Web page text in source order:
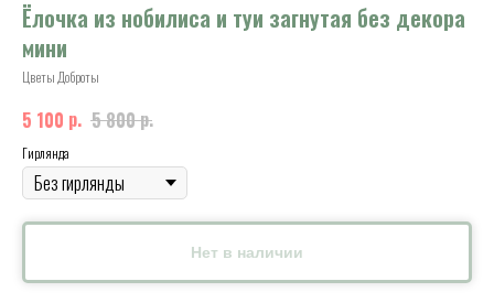
Ёлочка из нобилиса и туи загнутая без декора
мини
Цветы Доброты
5 100 р. 5 800р.
Гирлянда
Нет в наличии